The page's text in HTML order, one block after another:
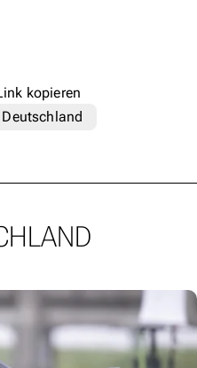
kopieren
Deutschland